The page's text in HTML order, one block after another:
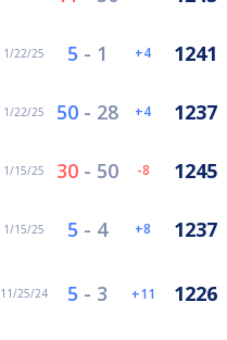
1/22/25 5 - 1 4 1241
1/22/25 50 - 28 4 1237
1/15/25 30 - 50 -8 1245
1/15/25 5 - 4 8 1237
11/25/24 5 - 3 11 1226